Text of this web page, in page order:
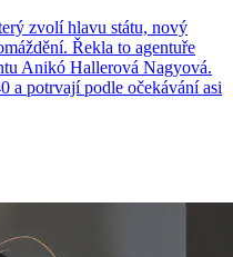
zvolí hlavu státu, nový
Řekla to agentuře
Anikó Hallerová Nagyová.
a potrvají podle očekávání asi